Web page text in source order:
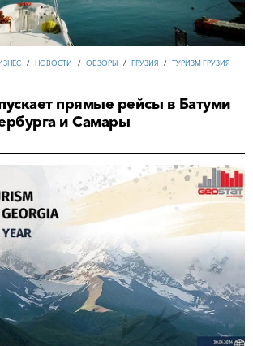
/ НОВОСТИ / ОБЗОРЫ / ГРУЗИЯ / ТУРИЗМ ГРУЗИЯ
прямые рейсы в Батуми
и Самары